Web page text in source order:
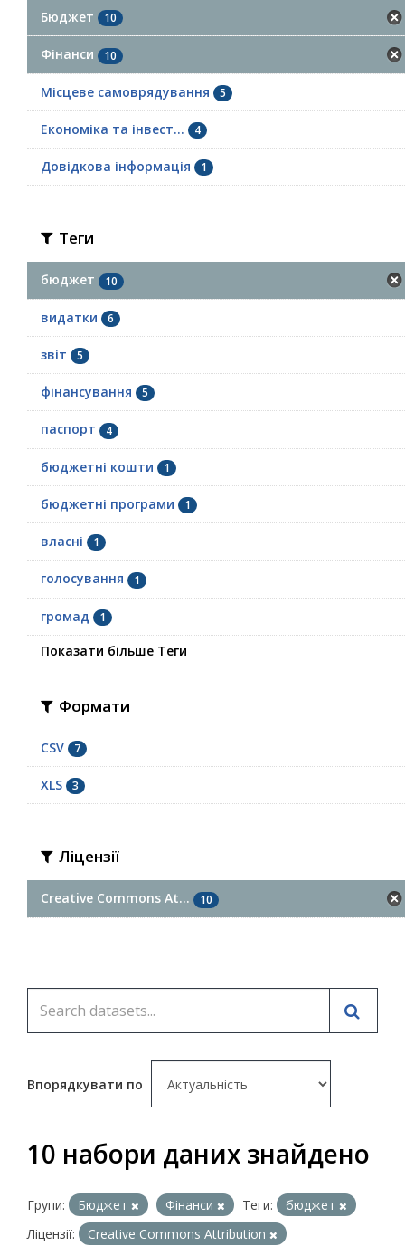
Бюджет 10
Фінанси 10
Місцеве самоврядування 5
Економіка та інвест... 4
Довідкова інформація 1
Теги
бюджет 10
видатки 6
звіт 5
фінансування 5
паспорт 4
бюджетні кошти 1
бюджетні програми 1
власні 1
голосування 1
громад 1
Показати більше Теги
Формати
CSV 7
XLS 3
Ліцензії
Creative Commons At... 10
Впорядкувати по
10 набори даних знайдено
Групи: Бюджет Фінанси Теги:
бюджет
Ліцензії:
Creative Commons Attribution